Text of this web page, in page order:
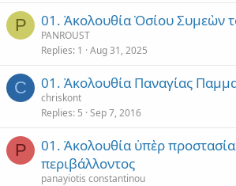
P 01. Ἀκολουθία Ὁσίου Συμεὼν
PANROUST
Replies 1 Aug 31, 2025
C 01. Ἀκολουθία Παναγίας
chriskont
Replies 5 Sep 7, 2016
P
01. Ἀκολουθία ὑπὲρ
περιβάλλοντος
panayiotis constantinou